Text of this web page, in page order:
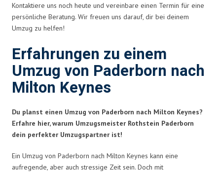
Kontaktiere uns noch heute und vereinbare einen Termin für eine
persönliche Beratung. Wir freuen uns darauf, dir bei deinem
Umzug zu helfen!
Erfahrungen zu einem
Umzug von Paderborn nach
Milton Keynes
Du planst einen Umzug von Paderborn nach Milton Keynes?
Erfahre hier, warum Umzugsmeister Rothstein Paderborn
dein perfekter Umzugspartner ist!
Ein Umzug von Paderborn nach Milton Keynes kann eine
aufregende, aber auch stressige Zeit sein. Doch mit